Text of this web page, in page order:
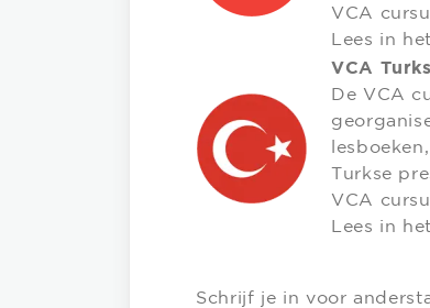
VCA
Lees in
VCA Turks
De VCA
Turkse
VCA
Lees in
Schrijf je in voor